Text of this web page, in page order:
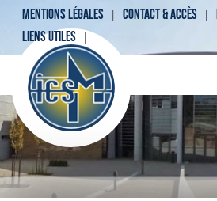
MENTIONS LÉGALES CONTACT & ACCÈS
LIENS UTILES